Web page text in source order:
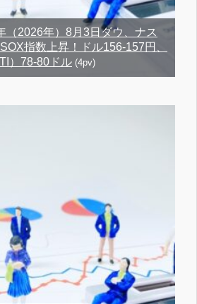
（2026年）8月3日ダウ、ナス
指数上昇！ドル156-157円、
）78-80ドル (4pv)